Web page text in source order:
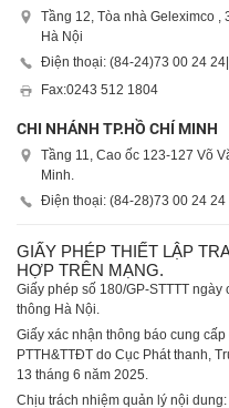
Tầng 12, Tòa nhà Geleximco
Hà Nội
Điện thoại: (84-24)73 00 24 24
Fax:0243 512 1804
CHI NHÁNH TP.HỒ CHÍ MINH
Tầng 11, Cao ốc 123-127 Võ
Minh.
Điện thoại: (84-28)73 00 24 24
GIẤY PHÉP THIẾT LẬP
HỢP TRÊN MẠNG.
Giấy phép số 180/GP-STTTT
thông Hà Nội.
Giấy xác nhận thông báo cung
PTTH&TTĐT do Cục Phát thanh,
13 tháng 6 năm 2025.
Chịu trách nhiệm quản lý nội